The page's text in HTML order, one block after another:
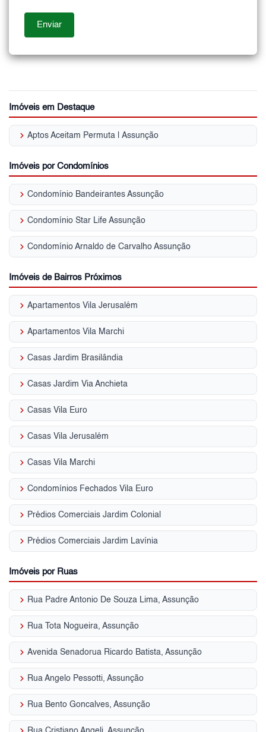
Imóveis em Destaque
keyboard_arrow_right Aptos Aceitam Permuta | Assunção
Imóveis por Condomínios
keyboard_arrow_right Condomínio Bandeirantes Assunção
keyboard_arrow_right Condomínio Star Life Assunção
keyboard_arrow_right Condomínio Arnaldo de Carvalho Assunção
Imóveis de Bairros Próximos
keyboard_arrow_right Apartamentos Vila Jerusalém
keyboard_arrow_right Apartamentos Vila Marchi
keyboard_arrow_right Casas Jardim Brasilândia
keyboard_arrow_right Casas Jardim Via Anchieta
keyboard_arrow_right Casas Vila Euro
keyboard_arrow_right Casas Vila Jerusalém
keyboard_arrow_right Casas Vila Marchi
keyboard_arrow_right Condomínios Fechados Vila Euro
keyboard_arrow_right Prédios Comerciais Jardim Colonial
keyboard_arrow_right Prédios Comerciais Jardim Lavínia
Imóveis por Ruas
keyboard_arrow_right Rua Padre Antonio De Souza Lima, Assunção
keyboard_arrow_right Rua Tota Nogueira, Assunção
keyboard_arrow_right Avenida Senadorua Ricardo Batista, Assunção
keyboard_arrow_right Rua Angelo Pessotti, Assunção
keyboard_arrow_right Rua Bento Goncalves, Assunção